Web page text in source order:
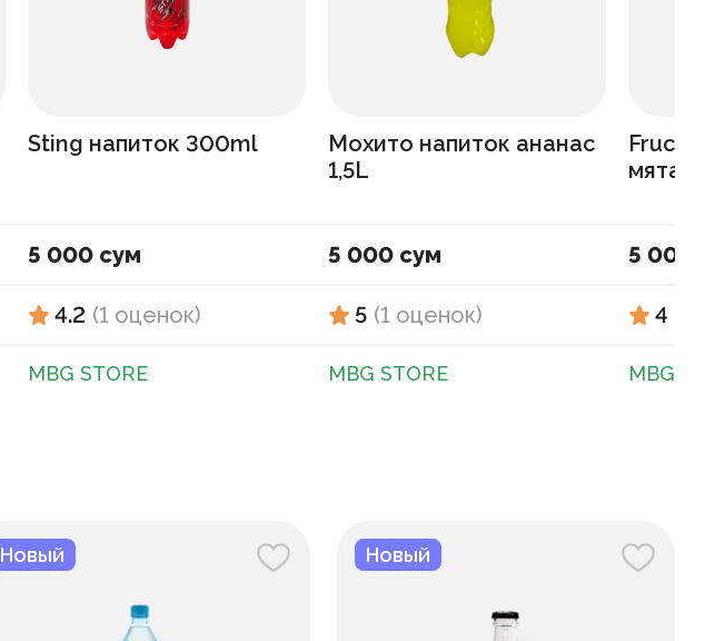
Sting напиток 300ml
5 000 сум
4.2 (1 оценок)
MBG STORE
Мохито напиток ананас
1,5L
5 000 сум
5 (1 оценок)
MBG STORE
мята
5 000
4
MBG
Новый Новый